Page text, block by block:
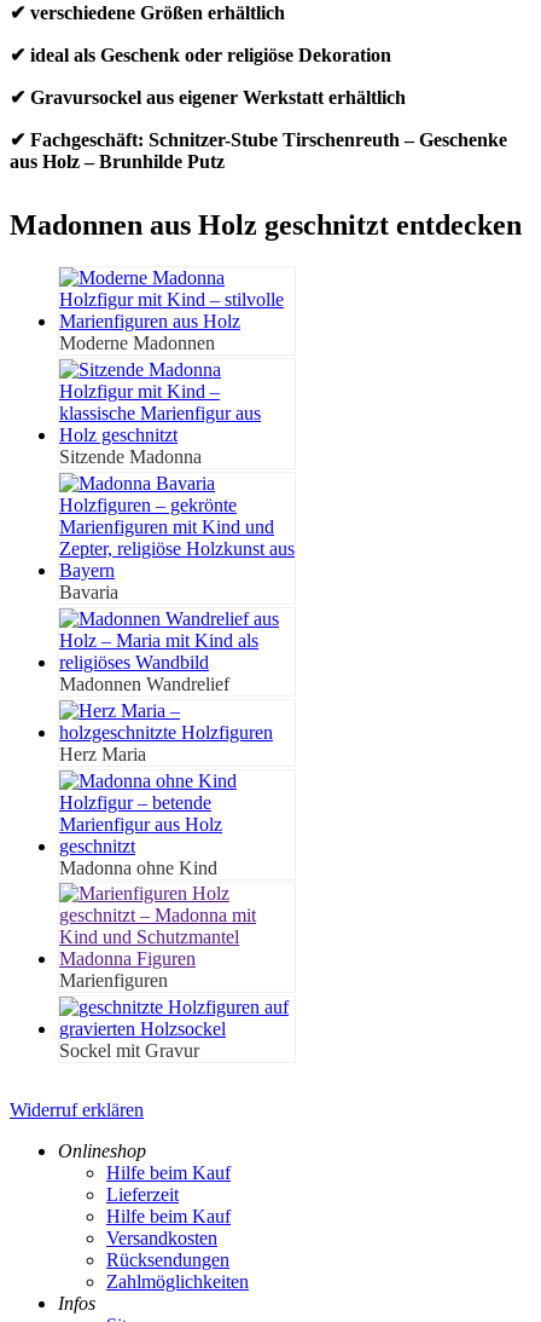
✔ verschiedene Größen erhältlich
✔ ideal als Geschenk oder religiöse Dekoration
✔ Gravursockel aus eigener Werkstatt erhältlich
✔ Fachgeschäft: Schnitzer-Stube Tirschenreuth – Geschenke
aus Holz – Brunhilde Putz
Madonnen aus Holz geschnitzt entdecken
Moderne Madonnen
Sitzende Madonna
Bavaria
Madonnen Wandrelief
Herz Maria
Madonna ohne Kind
Marienfiguren
Sockel mit Gravur
Widerruf erklären
Onlineshop
Hilfe beim Kauf
Lieferzeit
Hilfe beim Kauf
Versandkosten
Rücksendungen
Zahlmöglichkeiten
Infos